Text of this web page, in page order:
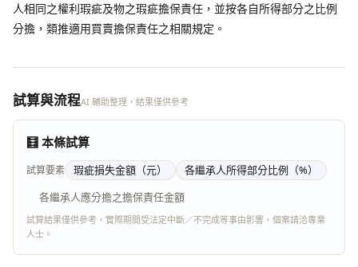
人相同之權利瑕疵及物之瑕疵擔保責任，並按各自所得部分之比例
分擔，類推適用買賣擔保責任之相關規定。
試算與流程AI 輔助整理，結果僅供參考
🧮 本條試算
試算要素 瑕疵損失金額 （元） 各繼承人所得部分比例 （%）
各繼承人應分擔之擔保責任金額
試算結果僅供參考，實際期間受法定中斷／不完成等事由影響，個案請洽專業
人士。